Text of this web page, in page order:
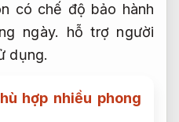
có chế độ bảo hành
ngày. hỗ trợ người
dụng.
hợp nhiều phong